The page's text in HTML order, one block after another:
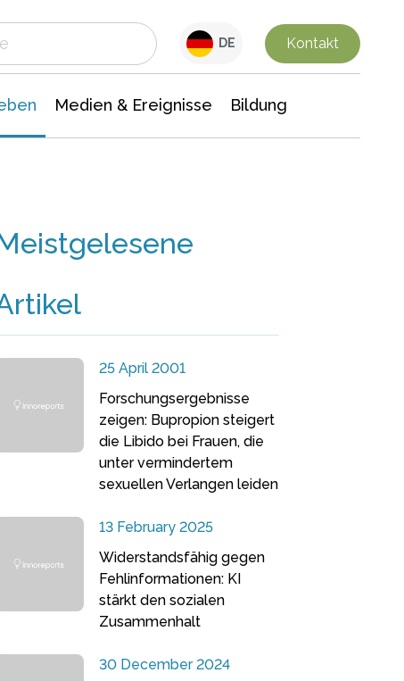
DE Kontakt
Medien & Ereignisse Bildung
25 April 2001
Forschungsergebnisse
zeigen: Bupropion steigert
die Libido bei Frauen, die
unter vermindertem
sexuellen Verlangen leiden
13 February 2025
Widerstandsfähig gegen
Fehlinformationen: KI
stärkt den sozialen
Zusammenhalt
30 December 2024